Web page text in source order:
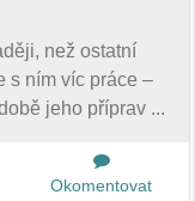
než ostatní
s ním víc práce –
jeho příprav ...
Okomentovat